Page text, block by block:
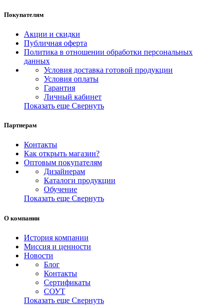
Покупателям
Акции и скидки
Публичная оферта
Политика в отношении обработки персональных
данных
Условия доставка готовой продукции
Условия оплаты
Гарантия
Личный кабинет
Показать еще Свернуть
Партнерам
Контакты
Как открыть магазин?
Оптовым покупателям
Дизайнерам
Каталоги продукции
Обучение
Показать еще Свернуть
О компании
История компании
Миссия и ценности
Новости
Блог
Контакты
Сертификаты
СОУТ
Показать еще Свернуть